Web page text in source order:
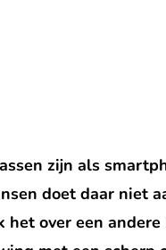
zijn als
doet daar niet
over een